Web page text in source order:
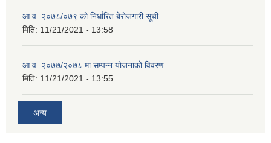
आ.व. २०७८/०७९ को निर्धारित बेरोजगारी सूची
मिति: 11/21/2021 - 13:58
आ.व. २०७७/२०७८ मा सम्पन्न योजनाको विवरण
मिति: 11/21/2021 - 13:55
अन्य